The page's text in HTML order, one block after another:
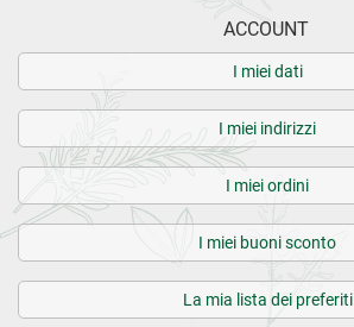
ACCOUNT
I miei dati
I miei indirizzi
I miei ordini
I miei buoni sconto
La mia lista dei preferiti